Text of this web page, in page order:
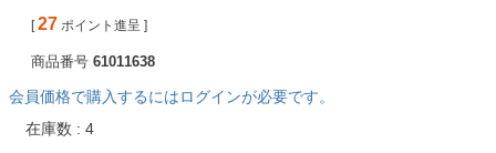
[ 27 ポイント進呈 ]
商品番号 61011638
会員価格で購入するにはログインが必要です。
在庫数
4